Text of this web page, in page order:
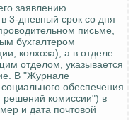
заявлению
3-дневный срок со дня
письме,
бухгалтером
колхоза), а в отделе
отделом, указывается
В "Журнале
обеспечения
решений комиссии") в
и дата почтовой